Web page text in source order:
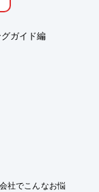
ガイド編
社でこんなお悩